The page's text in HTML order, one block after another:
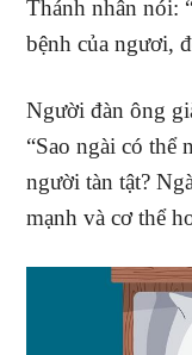
Thánh nhân nói:
bệnh của ngươi,
Người đàn ông
“Sao ngài có thể
người tàn tật?
mạnh và cơ thể